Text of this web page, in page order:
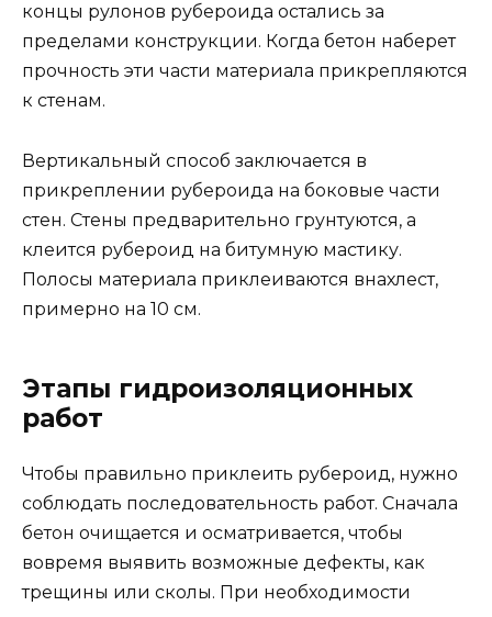
концы рулонов рубероида остались за
пределами конструкции. Когда бетон наберет
прочность эти части материала прикрепляются
к стенам.
Вертикальный способ заключается в
прикреплении рубероида на боковые части
стен. Стены предварительно грунтуются, а
клеится рубероид на битумную мастику.
Полосы материала приклеиваются внахлест,
примерно на 10 см.
Этапы гидроизоляционных
работ
Чтобы правильно приклеить рубероид, нужно
соблюдать последовательность работ. Сначала
бетон очищается и осматривается, чтобы
вовремя выявить возможные дефекты, как
трещины или сколы. При необходимости